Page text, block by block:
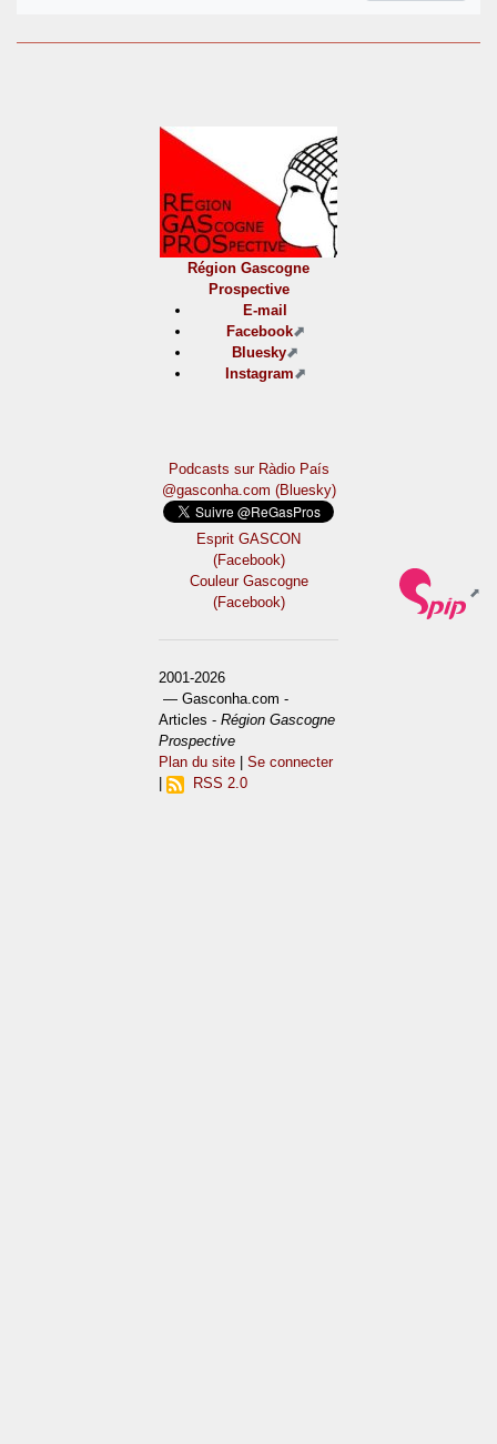
Région Gascogne
Prospective
E-mail
Facebook
Bluesky
Instagram
Podcasts sur Ràdio País
@gasconha.com (Bluesky)
Esprit GASCON
(Facebook)
Couleur Gascogne
(Facebook)
2001-2026
— Gasconha.com -
Articles -Région Gascogne
Prospective
Plan du site |Se connecter
|
RSS 2.0